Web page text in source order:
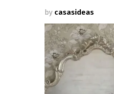
by casasideas